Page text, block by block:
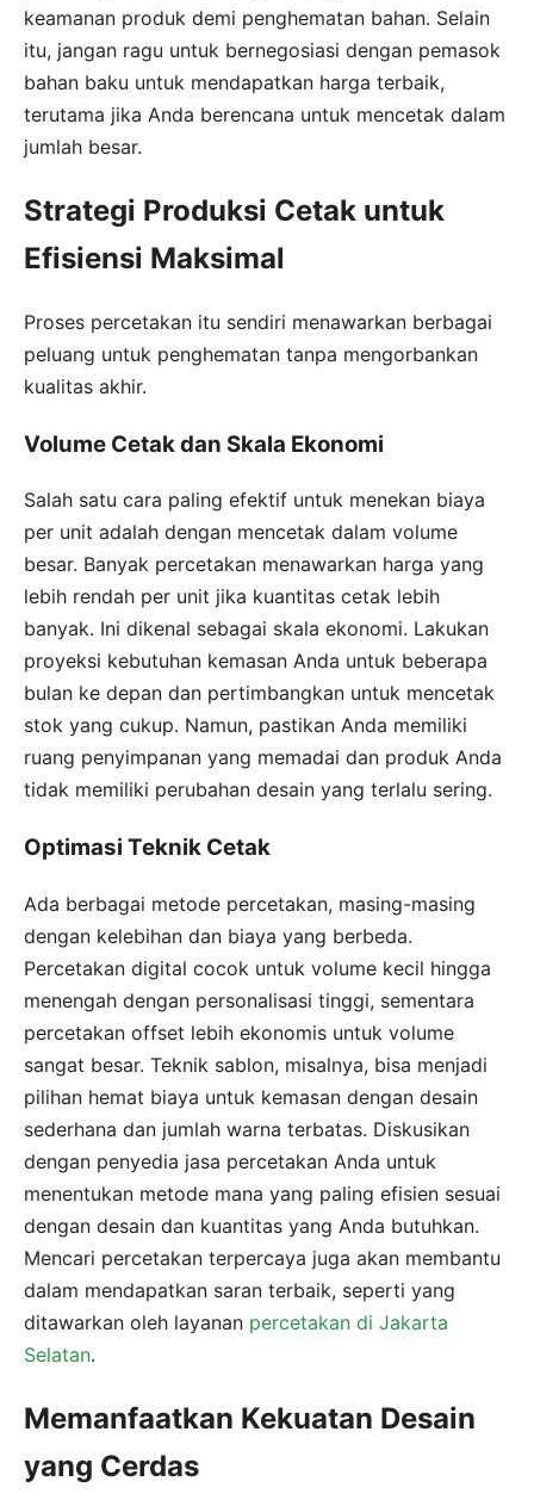
keamanan produk demi penghematan bahan. Selain
itu, jangan ragu untuk bernegosiasi dengan pemasok
bahan baku untuk mendapatkan harga terbaik,
terutama jika Anda berencana untuk mencetak dalam
jumlah besar.
Strategi Produksi Cetak untuk
Efisiensi Maksimal
Proses percetakan itu sendiri menawarkan berbagai
peluang untuk penghematan tanpa mengorbankan
kualitas akhir.
Volume Cetak dan Skala Ekonomi
Salah satu cara paling efektif untuk menekan biaya
per unit adalah dengan mencetak dalam volume
besar. Banyak percetakan menawarkan harga yang
lebih rendah per unit jika kuantitas cetak lebih
banyak. Ini dikenal sebagai skala ekonomi. Lakukan
proyeksi kebutuhan kemasan Anda untuk beberapa
bulan ke depan dan pertimbangkan untuk mencetak
stok yang cukup. Namun, pastikan Anda memiliki
ruang penyimpanan yang memadai dan produk Anda
tidak memiliki perubahan desain yang terlalu sering.
Optimasi Teknik Cetak
Ada berbagai metode percetakan, masing-masing
dengan kelebihan dan biaya yang berbeda.
Percetakan digital cocok untuk volume kecil hingga
menengah dengan personalisasi tinggi, sementara
percetakan offset lebih ekonomis untuk volume
sangat besar. Teknik sablon, misalnya, bisa menjadi
pilihan hemat biaya untuk kemasan dengan desain
sederhana dan jumlah warna terbatas. Diskusikan
dengan penyedia jasa percetakan Anda untuk
menentukan metode mana yang paling efisien sesuai
dengan desain dan kuantitas yang Anda butuhkan.
Mencari percetakan terpercaya juga akan membantu
dalam mendapatkan saran terbaik, seperti yang
ditawarkan oleh layanan percetakan di Jakarta
Selatan.
Memanfaatkan Kekuatan Desain
yang Cerdas